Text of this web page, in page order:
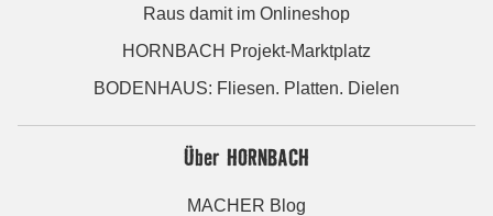
Raus damit im Onlineshop
HORNBACH Projekt-Marktplatz
BODENHAUS: Fliesen. Platten. Dielen
Über HORNBACH
MACHER Blog